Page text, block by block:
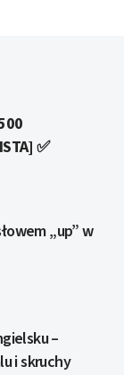
✅️
„up” w
–
i skruchy